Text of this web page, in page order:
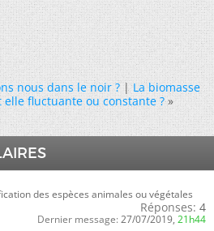
nous dans le noir ?|La biomasse
fluctuante ou constante ? »
des espèces animales ou végétales
Réponses: 4
Dernier message: 27/07/2019, 21h44